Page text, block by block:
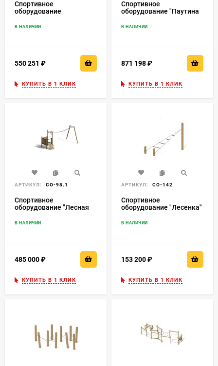
Спортивное
оборудование
В НАЛИЧИИ
550 251
КУПИТЬ В 1 КЛИК
Спортивное
оборудование "Паутина
В НАЛИЧИИ
871 198
КУПИТЬ В 1 КЛИК
АРТИКУЛ: СО-98.1
Спортивное
оборудование "Лесная
В НАЛИЧИИ
485 000
КУПИТЬ В 1 КЛИК
АРТИКУЛ: СО-142
Спортивное
оборудование "Лесенка"
В НАЛИЧИИ
153 200
КУПИТЬ В 1 КЛИК